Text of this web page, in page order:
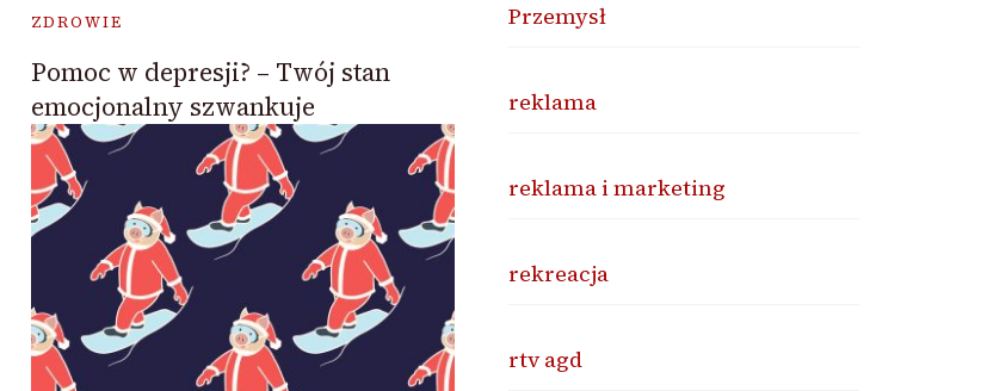
ZDROWIE
Pomoc w depresji? – Twój stan
emocjonalny szwankuje
Przemysł
reklama
reklama i marketing
rekreacja
rtv agd